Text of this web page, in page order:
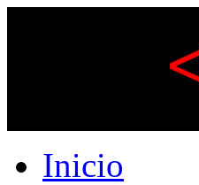
Inicio